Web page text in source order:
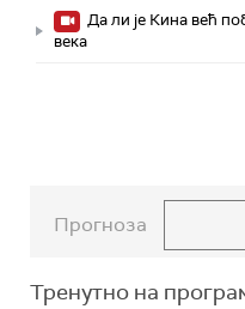
Да ли је Кина већ
века
Прогноза
Тренутно на